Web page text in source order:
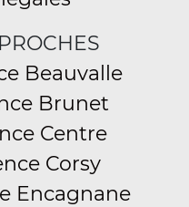
Beauvalle
Brunet
Centre
Corsy
Encagnane